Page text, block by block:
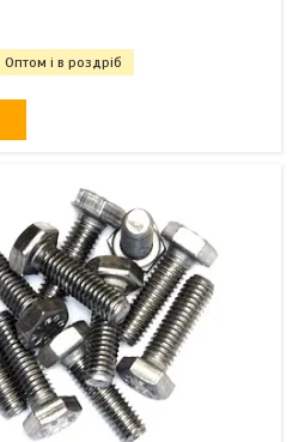
Оптом і в роздріб